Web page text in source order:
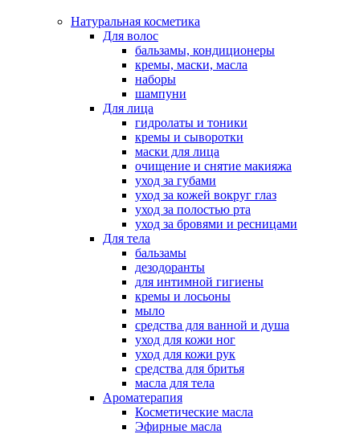
Натуральная косметика
Для волос
бальзамы, кондиционеры
кремы, маски, масла
наборы
шампуни
Для лица
гидролаты и тоники
кремы и сыворотки
маски для лица
очищение и снятие макияжа
уход за губами
уход за кожей вокруг глаз
уход за полостью рта
уход за бровями и ресницами
Для тела
бальзамы
дезодоранты
для интимной гигиены
кремы и лосьоны
мыло
средства для ванной и душа
уход для кожи ног
уход для кожи рук
средства для бритья
масла для тела
Ароматерапия
Косметические масла
Эфирные масла